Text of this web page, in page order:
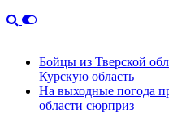
Бойцы из Тверской
Курскую область
На выходные погода
области сюрприз